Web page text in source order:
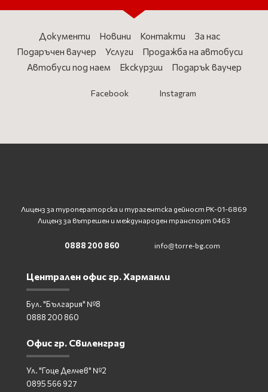
Документи Новини Контакти
За нас
Подаръчен ваучер
Услуги
Продажба на автобуси
Автобуси под наем
Екскурзии Подарък ваучер
Facebook Instagram
Лиценз за туроператорска и турагентска дейност PK-01-6869
Лиценз за вътрешен и международен транспорт 0463
0888 200 860 info@torre-bg.com
Централен офис гр. Харманли
Бул. "България" №8
0888 200 860
Офис гр. Свиленград
Ул. "Гоце Делчев" №2
0895 566 927